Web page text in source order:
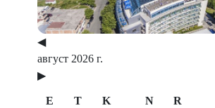
◀
август 2026 г.
▶
E T K N R